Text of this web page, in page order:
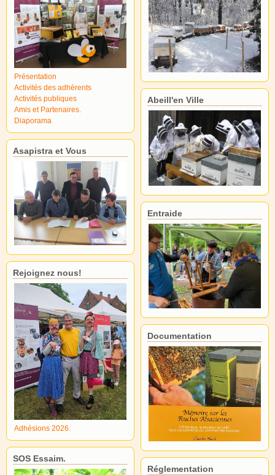
Présentation
Activités des adhérents
Activités publiques
Amis et Partenaires.
Diaporama
Asapistra et Vous
Rejoignez nous!
Adhésions 2026.
SOS Essaim.
Abeill'en Ville
Entraide
Documentation
Réglementation